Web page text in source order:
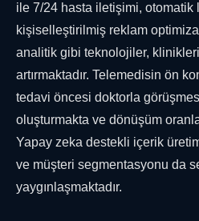
ile 7/24 hasta iletişimi, otomatik
kişiselleştirilmiş reklam
analitik gibi teknolojiler,
artırmaktadır. Telemedisin ön
tedavi öncesi doktorla
oluşturmakta ve dönüşüm
Yapay zeka destekli içerik
ve müşteri segmentasyonu da
yaygınlaşmaktadır.